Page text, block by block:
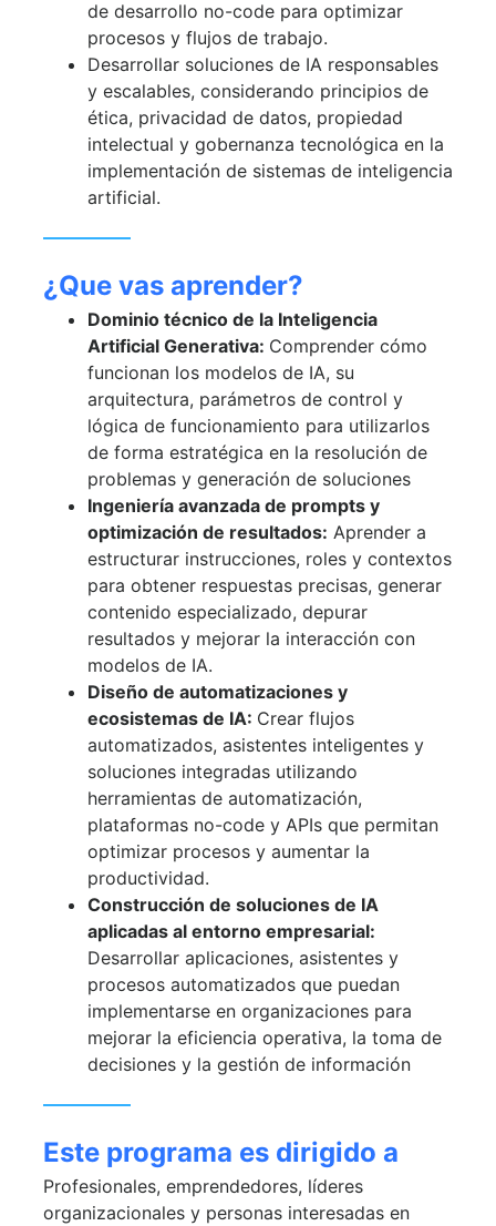
de desarrollo no-code para optimizar
procesos y flujos de trabajo.
Desarrollar soluciones de IA responsables
y escalables, considerando principios de
ética, privacidad de datos, propiedad
intelectual y gobernanza tecnológica en la
implementación de sistemas de inteligencia
artificial.
¿Que vas aprender?
Dominio técnico de la Inteligencia
Artificial Generativa: Comprender cómo
funcionan los modelos de IA, su
arquitectura, parámetros de control y
lógica de funcionamiento para utilizarlos
de forma estratégica en la resolución de
problemas y generación de soluciones
Ingeniería avanzada de prompts y
optimización de resultados: Aprender a
estructurar instrucciones, roles y contextos
para obtener respuestas precisas, generar
contenido especializado, depurar
resultados y mejorar la interacción con
modelos de IA.
Diseño de automatizaciones y
ecosistemas de IA: Crear flujos
automatizados, asistentes inteligentes y
soluciones integradas utilizando
herramientas de automatización,
plataformas no-code y APIs que permitan
optimizar procesos y aumentar la
productividad.
Construcción de soluciones de IA
aplicadas al entorno empresarial:
Desarrollar aplicaciones, asistentes y
procesos automatizados que puedan
implementarse en organizaciones para
mejorar la eficiencia operativa, la toma de
decisiones y la gestión de información
Este programa es dirigido a
Profesionales, emprendedores, líderes
organizacionales y personas interesadas en